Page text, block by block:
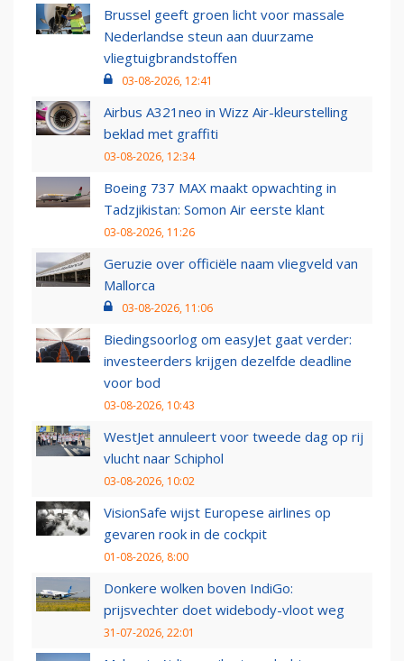
Brussel geeft groen licht voor massale
Nederlandse steun aan duurzame
vliegtuigbrandstoffen
03-08-2026, 12:41
Airbus A321neo in Wizz Air-kleurstelling
beklad met graffiti
03-08-2026, 12:34
Boeing 737 MAX maakt opwachting in
Tadzjikistan: Somon Air eerste klant
03-08-2026, 11:26
Geruzie over officiële naam vliegveld van
Mallorca
03-08-2026, 11:06
Biedingsoorlog om easyJet gaat verder:
investeerders krijgen dezelfde deadline
voor bod
03-08-2026, 10:43
WestJet annuleert voor tweede dag op rij
vlucht naar Schiphol
03-08-2026, 10:02
VisionSafe wijst Europese airlines op
gevaren rook in de cockpit
01-08-2026, 8:00
Donkere wolken boven IndiGo:
prijsvechter doet widebody-vloot weg
31-07-2026, 22:01